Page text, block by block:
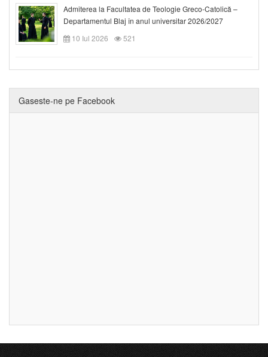
Admiterea la Facultatea de Teologie Greco-Catolică –
Departamentul Blaj în anul universitar 2026/2027
10 Iul 2026
521
Gaseste-ne pe Facebook